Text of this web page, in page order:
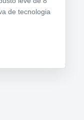
de tecnologia